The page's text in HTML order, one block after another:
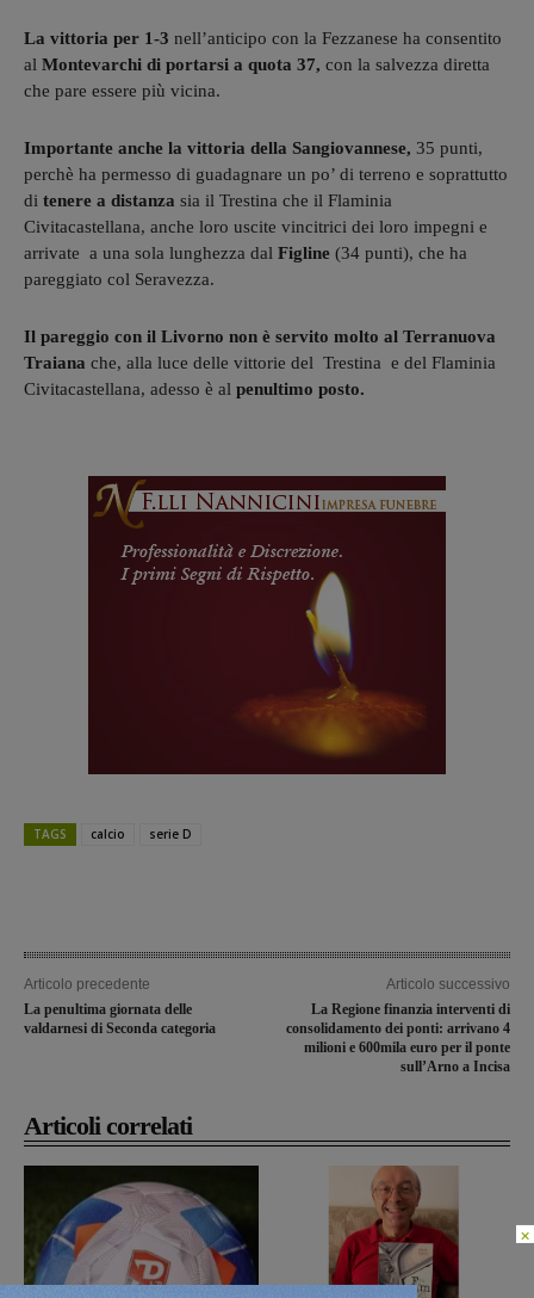
La vittoria per 1-3 nell’anticipo con la Fezzanese ha consentito
al Montevarchi di portarsi a quota 37, con la salvezza diretta
che pare essere più vicina.
Importante anche la vittoria della Sangiovannese, 35 punti,
perchè ha permesso di guadagnare un po’ di terreno e soprattutto
di tenere a distanza sia il Trestina che il Flaminia
Civitacastellana, anche loro uscite vincitrici dei loro impegni e
arrivate a una sola lunghezza dal Figline (34 punti), che ha
pareggiato col Seravezza.
Il pareggio con il Livorno non è servito molto al Terranuova
Traiana che, alla luce delle vittorie del Trestina e del Flaminia
Civitacastellana, adesso è al penultimo posto.
TAGS calcio serie D
Articolo precedente
La penultima giornata delle
valdarnesi di Seconda categoria
Articolo successivo
La Regione finanzia interventi di
consolidamento dei ponti: arrivano 4
milioni e 600mila euro per il ponte
sull’Arno a Incisa
Articoli correlati
×